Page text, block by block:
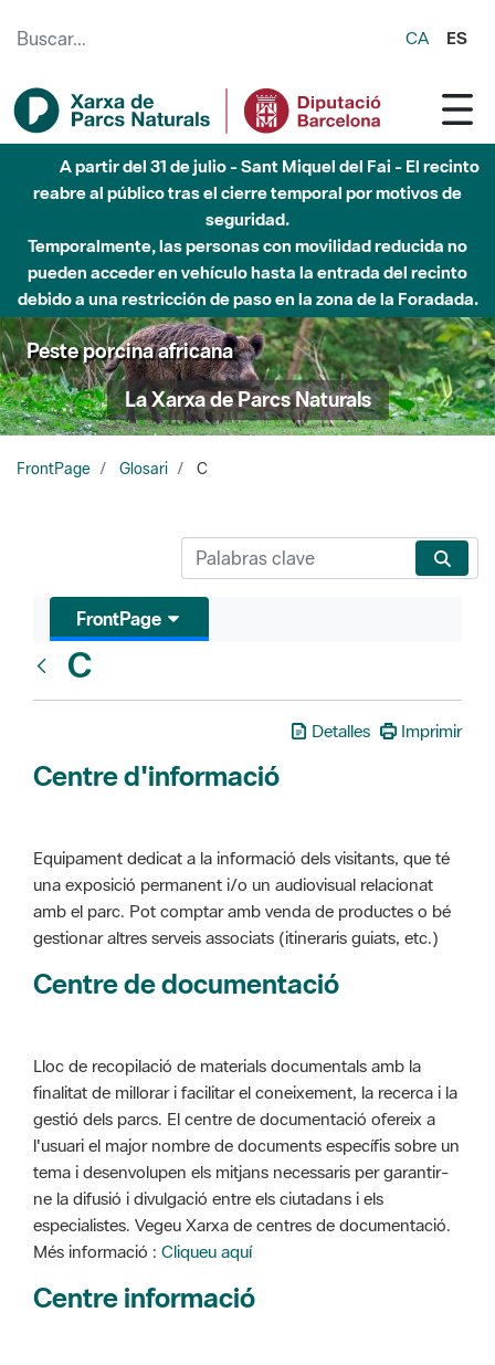
CA ES
A partir del 31 de julio - Sant Miquel del Fai - El recinto
reabre al público tras el cierre temporal por motivos de
seguridad.
Temporalmente, las personas con movilidad reducida no
pueden acceder en vehículo hasta la entrada del recinto
debido a una restricción de paso en la zona de la Foradada.
Peste porcina africana
La Xarxa de Parcs Naturals
FrontPage Glosari C
FrontPage
C
Detalles Imprimir
Centre d'informació
Equipament dedicat a la informació dels visitants, que té
una exposició permanent i/o un audiovisual relacionat
amb el parc. Pot comptar amb venda de productes o bé
gestionar altres serveis associats (itineraris guiats, etc.)
Centre de documentació
Lloc de recopilació de materials documentals amb la
finalitat de millorar i facilitar el coneixement, la recerca i la
gestió dels parcs. El centre de documentació ofereix a
l'usuari el major nombre de documents específis sobre un
tema i desenvolupen els mitjans necessaris per garantir-
ne la difusió i divulgació entre els ciutadans i els
especialistes. Vegeu Xarxa de centres de documentació.
Més informació : Cliqueu aquí
Centre informació